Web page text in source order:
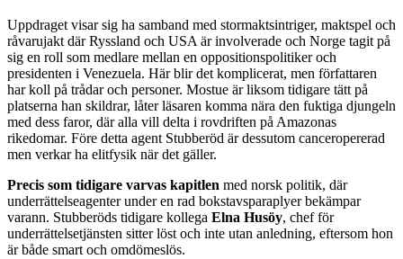
Uppdraget visar sig ha samband med stormaktsintriger, maktspel och
råvarujakt där Ryssland och USA är involverade och Norge tagit på
sig en roll som medlare mellan en oppositionspolitiker och
presidenten i Venezuela. Här blir det komplicerat, men författaren
har koll på trådar och personer. Mostue är liksom tidigare tätt på
platserna han skildrar, låter läsaren komma nära den fuktiga djungeln
med dess faror, där alla vill delta i rovdriften på Amazonas
rikedomar. Före detta agent Stubberöd är dessutom canceropererad
men verkar ha elitfysik när det gäller.
Precis som tidigare varvas kapitlen med norsk politik, där
underrättelseagenter under en rad bokstavsparaplyer bekämpar
varann. Stubberöds tidigare kollega Elna Husöy, chef för
underrättelsetjänsten sitter löst och inte utan anledning, eftersom hon
är både smart och omdömeslös.